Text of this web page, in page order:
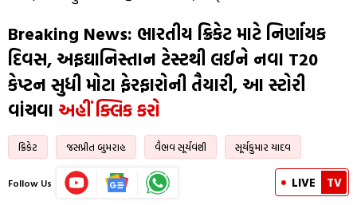
Breaking News: ભારતીય ક્રિકેટ માટે નિર્ણાયક
દિવસ, અફઘાનિસ્તાન ટેસ્ટથી લઈને નવા T20
કેપ્ટન સુધી મોટા ફેરફારોની તૈયારી, આ સ્ટોરી
વાંચવા અહીં ક્લિક કરો
ક્રિકેટ જસપ્રીત બુમરાહ વૈભવ સૂર્યવંશી સૂર્યકુમાર યાદવ
Follow Us LIVE TV